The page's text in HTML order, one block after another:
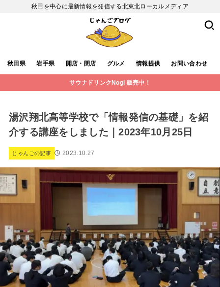
秋田を中心に最新情報を発信する北東北ローカルメディア
秋田県 岩手県 開店・閉店 グルメ 情報提供 お問い合わせ
サウナドリンクNogi 販売中！
湯沢翔北高等学校で「情報発信の基礎」を紹
介する講座をしました｜2023年10月25日
じゃんごの記事 2023.10.27